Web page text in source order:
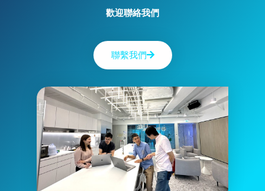
歡迎聯絡我們
聯繫我們